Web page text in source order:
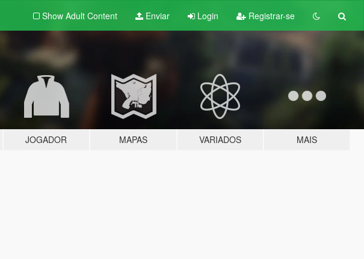
Show Adult Content Enviar Login Registrar-se
JOGADOR MAPAS VARIADOS MAIS